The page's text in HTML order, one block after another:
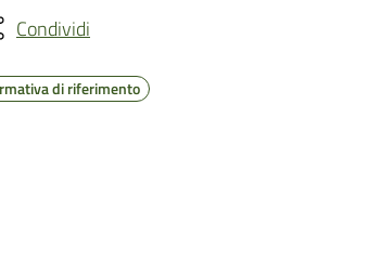
Condividi
di riferimento